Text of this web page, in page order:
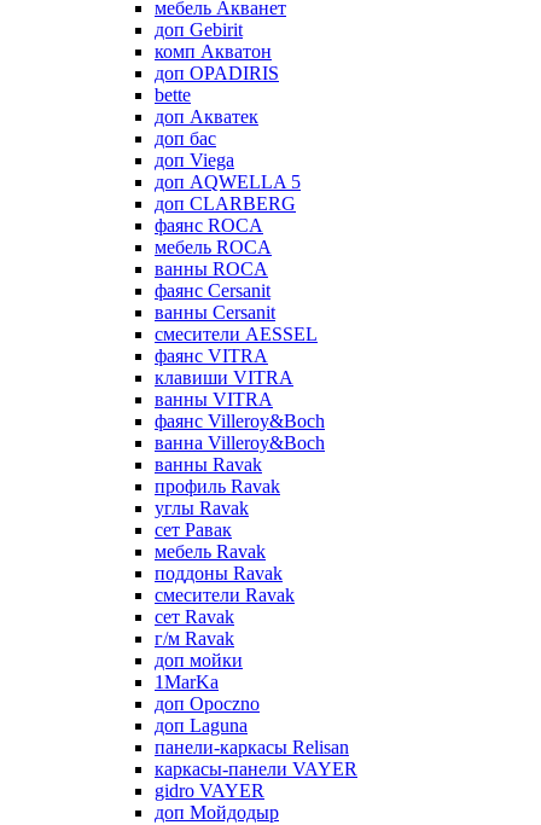
мебель Акванет
доп Gebirit
комп Акватон
доп OPADIRIS
bette
доп Акватек
доп бас
доп Viega
доп AQWELLA 5
доп CLARBERG
фаянс ROCA
мебель ROCA
ванны ROCA
фаянс Cersanit
ванны Cersanit
смесители AESSEL
фаянс VITRA
клавиши VITRA
ванны VITRA
фаянс Villeroy&Boch
ванна Villeroy&Boch
ванны Ravak
профиль Ravak
углы Ravak
сет Равак
мебель Ravak
поддоны Ravak
смесители Ravak
сет Ravak
г/м Ravak
доп мойки
1MarKa
доп Opoczno
доп Laguna
панели-каркасы Relisan
каркасы-панели VAYER
gidro VAYER
доп Мойдодыр